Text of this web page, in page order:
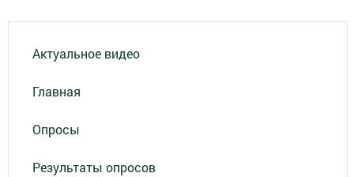
Актуальное видео
Главная
Опросы
Результаты опросов